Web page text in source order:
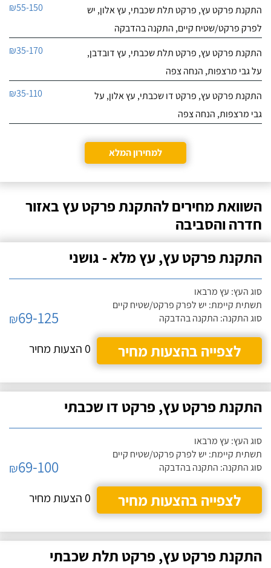
התקנת פרקט עץ, פרקט תלת שכבתי, עץ אלון, יש
לפרק פרקט/שטיח קיים, התקנה בהדבקה
₪55-150
התקנת פרקט עץ, פרקט תלת שכבתי, עץ דובדבן,
על גבי מרצפות, הנחה צפה
₪35-170
התקנת פרקט עץ, פרקט דו שכבתי, עץ אלון, על
גבי מרצפות, הנחה צפה
₪35-110
למחירון המלא
השוואת מחירים להתקנת פרקט עץ באזור
חדרה והסביבה
התקנת פרקט עץ, עץ מלא - גושני
סוג העץ: עץ מרבאו
תשתית קיימת: יש לפרק פרקט/שטיח קיים
סוג התקנה: התקנה בהדבקה
₪69-125
לצפייה בהצעות מחיר
0 הצעות מחיר
התקנת פרקט עץ, פרקט דו שכבתי
סוג העץ: עץ מרבאו
תשתית קיימת: יש לפרק פרקט/שטיח קיים
סוג התקנה: התקנה בהדבקה
₪69-100
לצפייה בהצעות מחיר
0 הצעות מחיר
התקנת פרקט עץ, פרקט תלת שכבתי